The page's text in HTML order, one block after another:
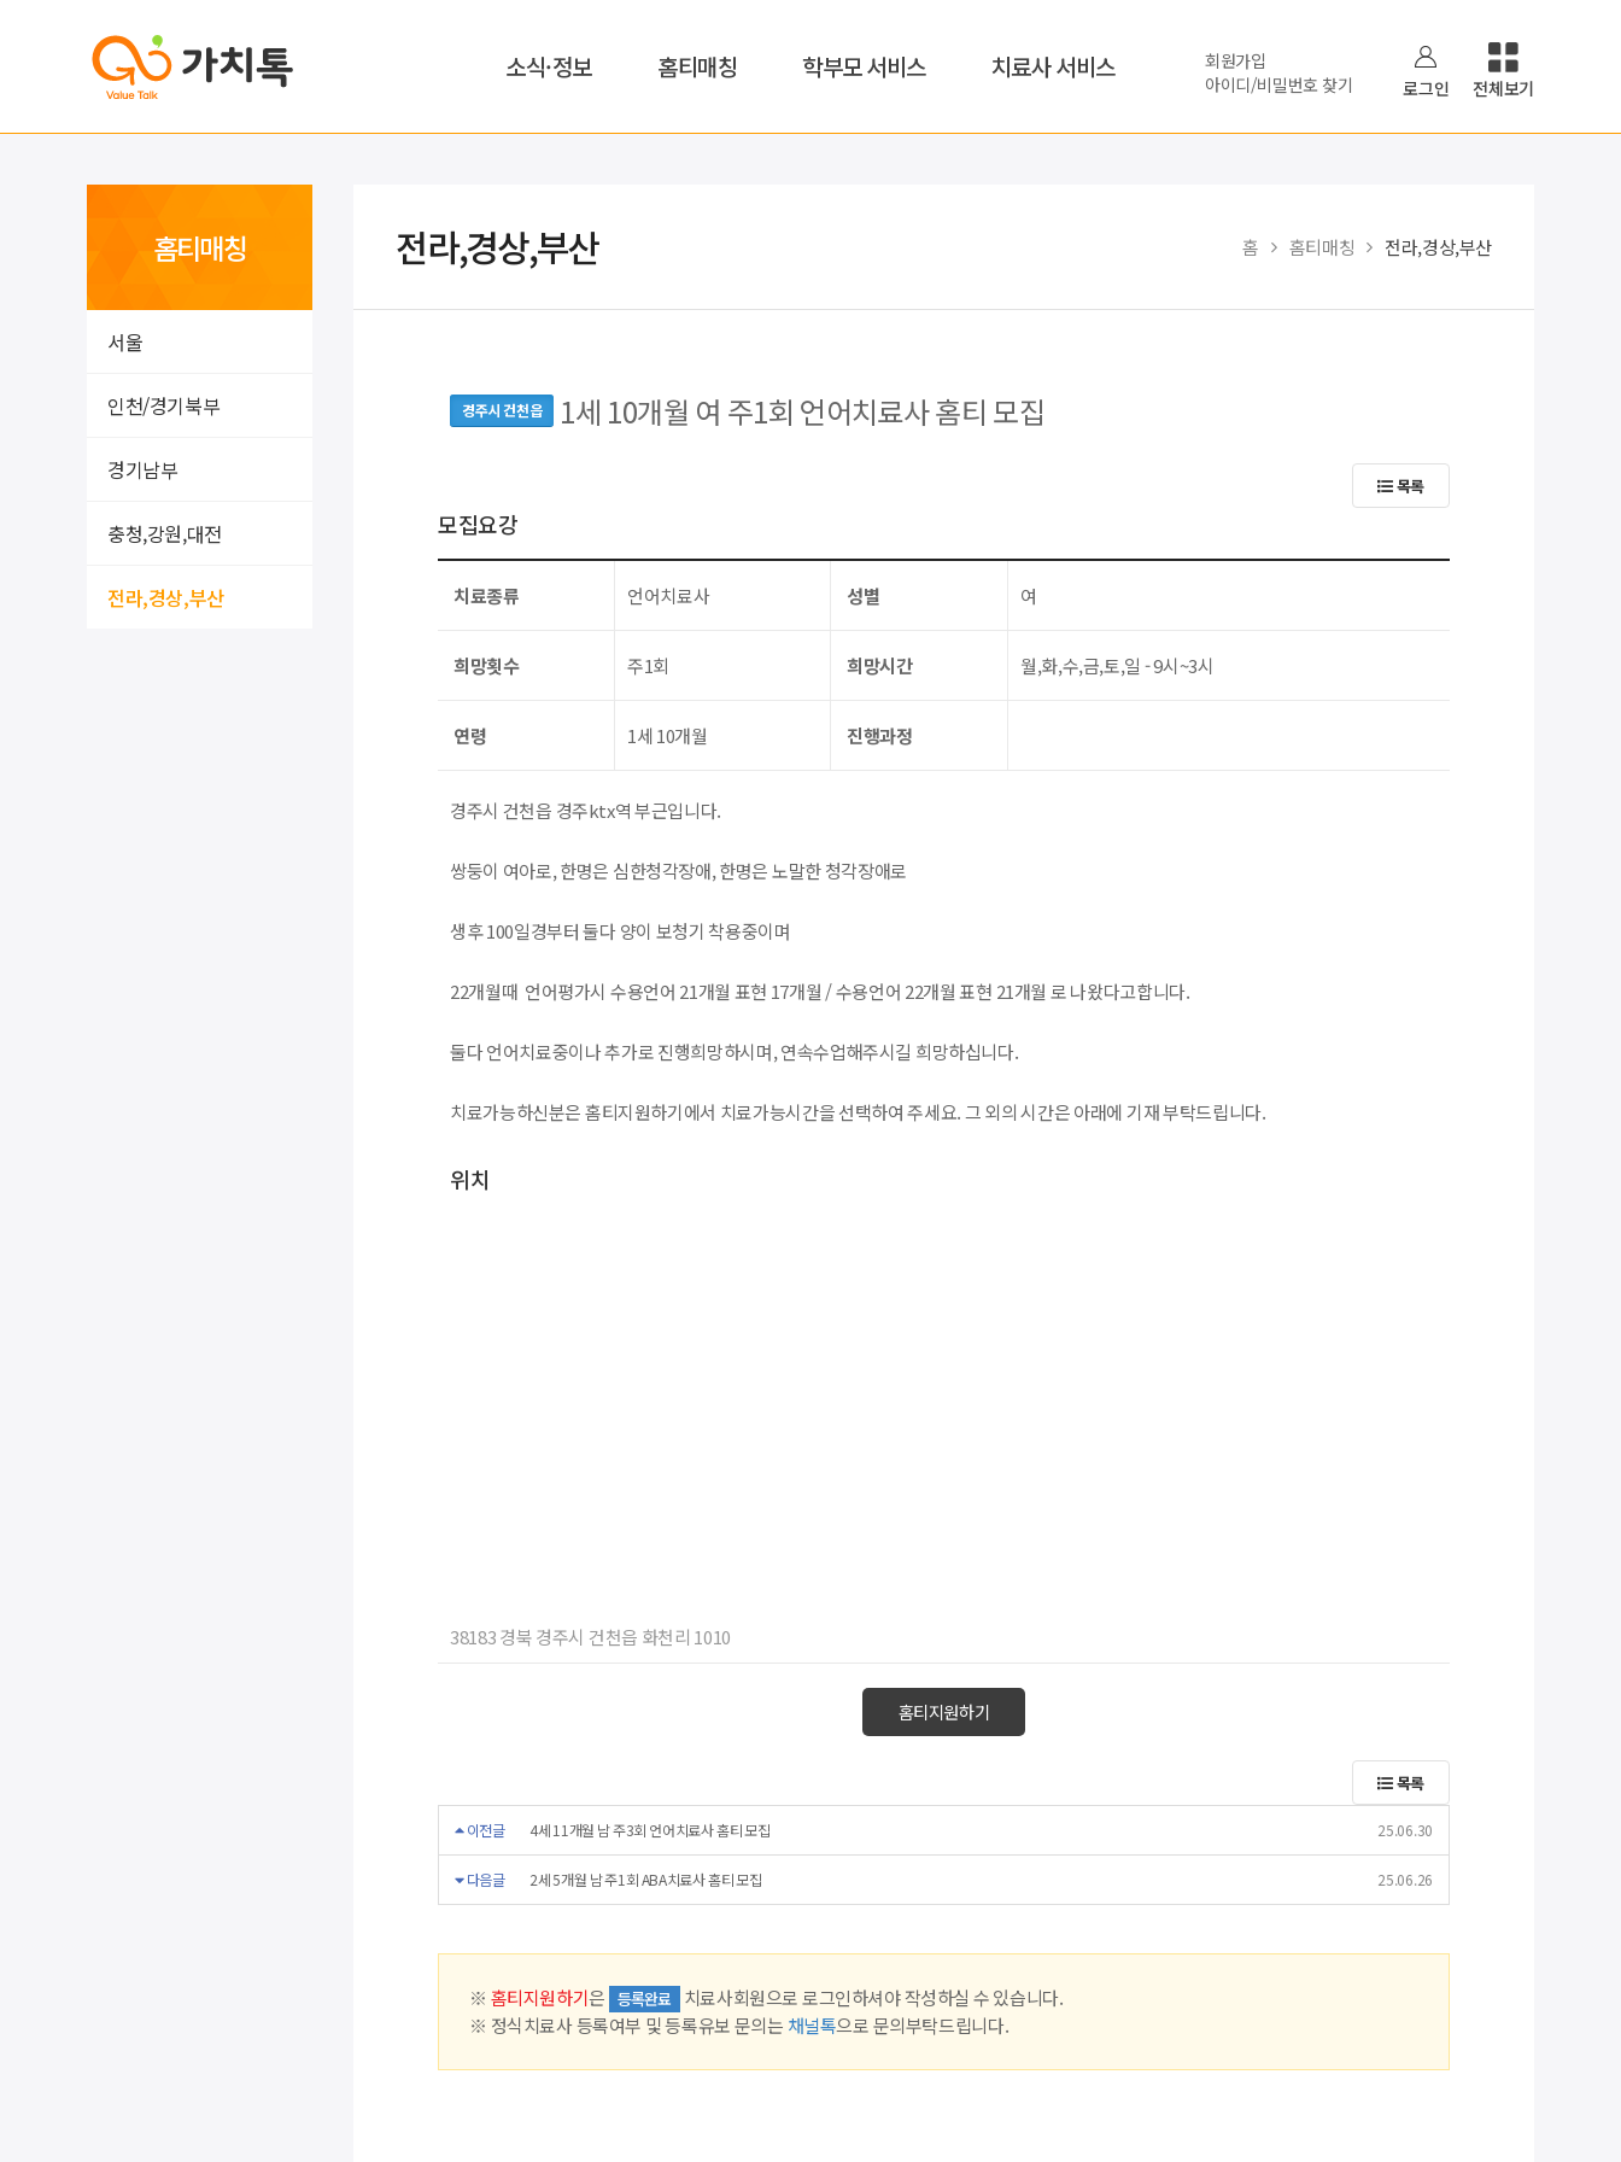
소식·정보 홈티매칭 학부모 서비스 치료사 서비스
회원가입
아이디/비밀번호 찾기
로그인 전체보기
홈티매칭
서울
인천/경기북부
경기남부
충청,강원,대전
전라,경상,부산
전라,경상,부산 홈 홈티매칭 전라,경상,부산
경주시 건천읍 1세 10개월 여 주1회 언어치료사 홈티 모집
목록
모집요강
치료종류 언어치료사 성별 여
희망횟수 주1회 희망시간 월,화,수,금,토,일 - 9시~3시
연령 1세 10개월 진행과정
경주시 건천읍 경주ktx역 부근입니다.
쌍둥이 여아로, 한명은 심한청각장애, 한명은 노말한 청각장애로
생후 100일경부터 둘다 양이 보청기 착용중이며
22개월때 언어평가시 수용언어 21개월 표현 17개월 / 수용언어 22개월 표현 21개월 로 나왔다고합니다.
둘다 언어치료중이나 추가로 진행희망하시며, 연속수업해주시길 희망하십니다.
치료가능하신분은 홈티지원하기에서 치료가능시간을 선택하여 주세요. 그 외의 시간은 아래에 기재 부탁드립니다.
위치
38183 경북 경주시 건천읍 화천리 1010
홈티지원하기
목록
이전글 4세 11개월 남 주3회 언어치료사 홈티 모집 25.06.30
다음글 2세 5개월 남 주1회 ABA치료사 홈티 모집 25.06.26
※ 홈티지원하기은 등록완료
치료사회원으로 로그인하셔야 작성하실 수 있습니다.
※ 정식치료사 등록여부 및 등록유보 문의는 채널톡으로 문의부탁드립니다.